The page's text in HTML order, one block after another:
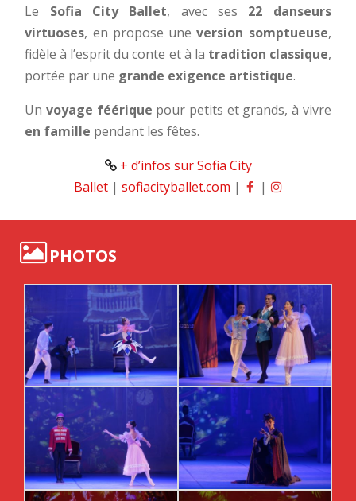
Le Sofia City Ballet, avec ses 22 danseurs
virtuoses, en propose uneversion somptueuse,
fidèle à l’esprit du conte et à la tradition classique,
portée par une grande exigence artistique.
Unvoyage féérique pour petits et grands, à vivre
en famille pendant les fêtes.
+ d’infos sur Sofia City
Ballet| sofiacityballet.com | |
PHOTOS